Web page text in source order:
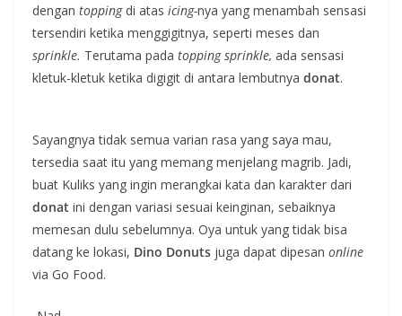
dengan toppingdi atas icing-nya yang menambah sensasi
tersendiri ketika menggigitnya, seperti meses dan
sprinkle. Terutama pada topping sprinkle, ada sensasi
kletuk-kletuk ketika digigit di antara lembutnya donat.
Sayangnya tidak semua varian rasa yang saya mau,
tersedia saat itu yang memang menjelang magrib. Jadi,
buat Kuliks yang ingin merangkai kata dan karakter dari
donat ini dengan variasi sesuai keinginan, sebaiknya
memesan dulu sebelumnya. Oya untuk yang tidak bisa
datang ke lokasi, Dino Donuts juga dapat dipesan online
via Go Food.